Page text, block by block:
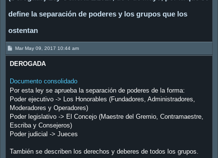
define la separación de poderes y los grupos que los
ostentan
M
s
e
Mar May 09, 2017 10:44 am
DEROGADA
Documento consolidado
Por esta ley se aprueba la separación de poderes de la forma:
Poder ejecutivo -> Los Honorables (Fundadores, Administradores,
Moderadores y Operadores)
Poder legislativo -> El Concejo (Maestre del Gremio, Contramaestre,
Escriba y Consejeros)
Poder judicial -> Jueces
También se describen los derechos y deberes de todos los grupos.